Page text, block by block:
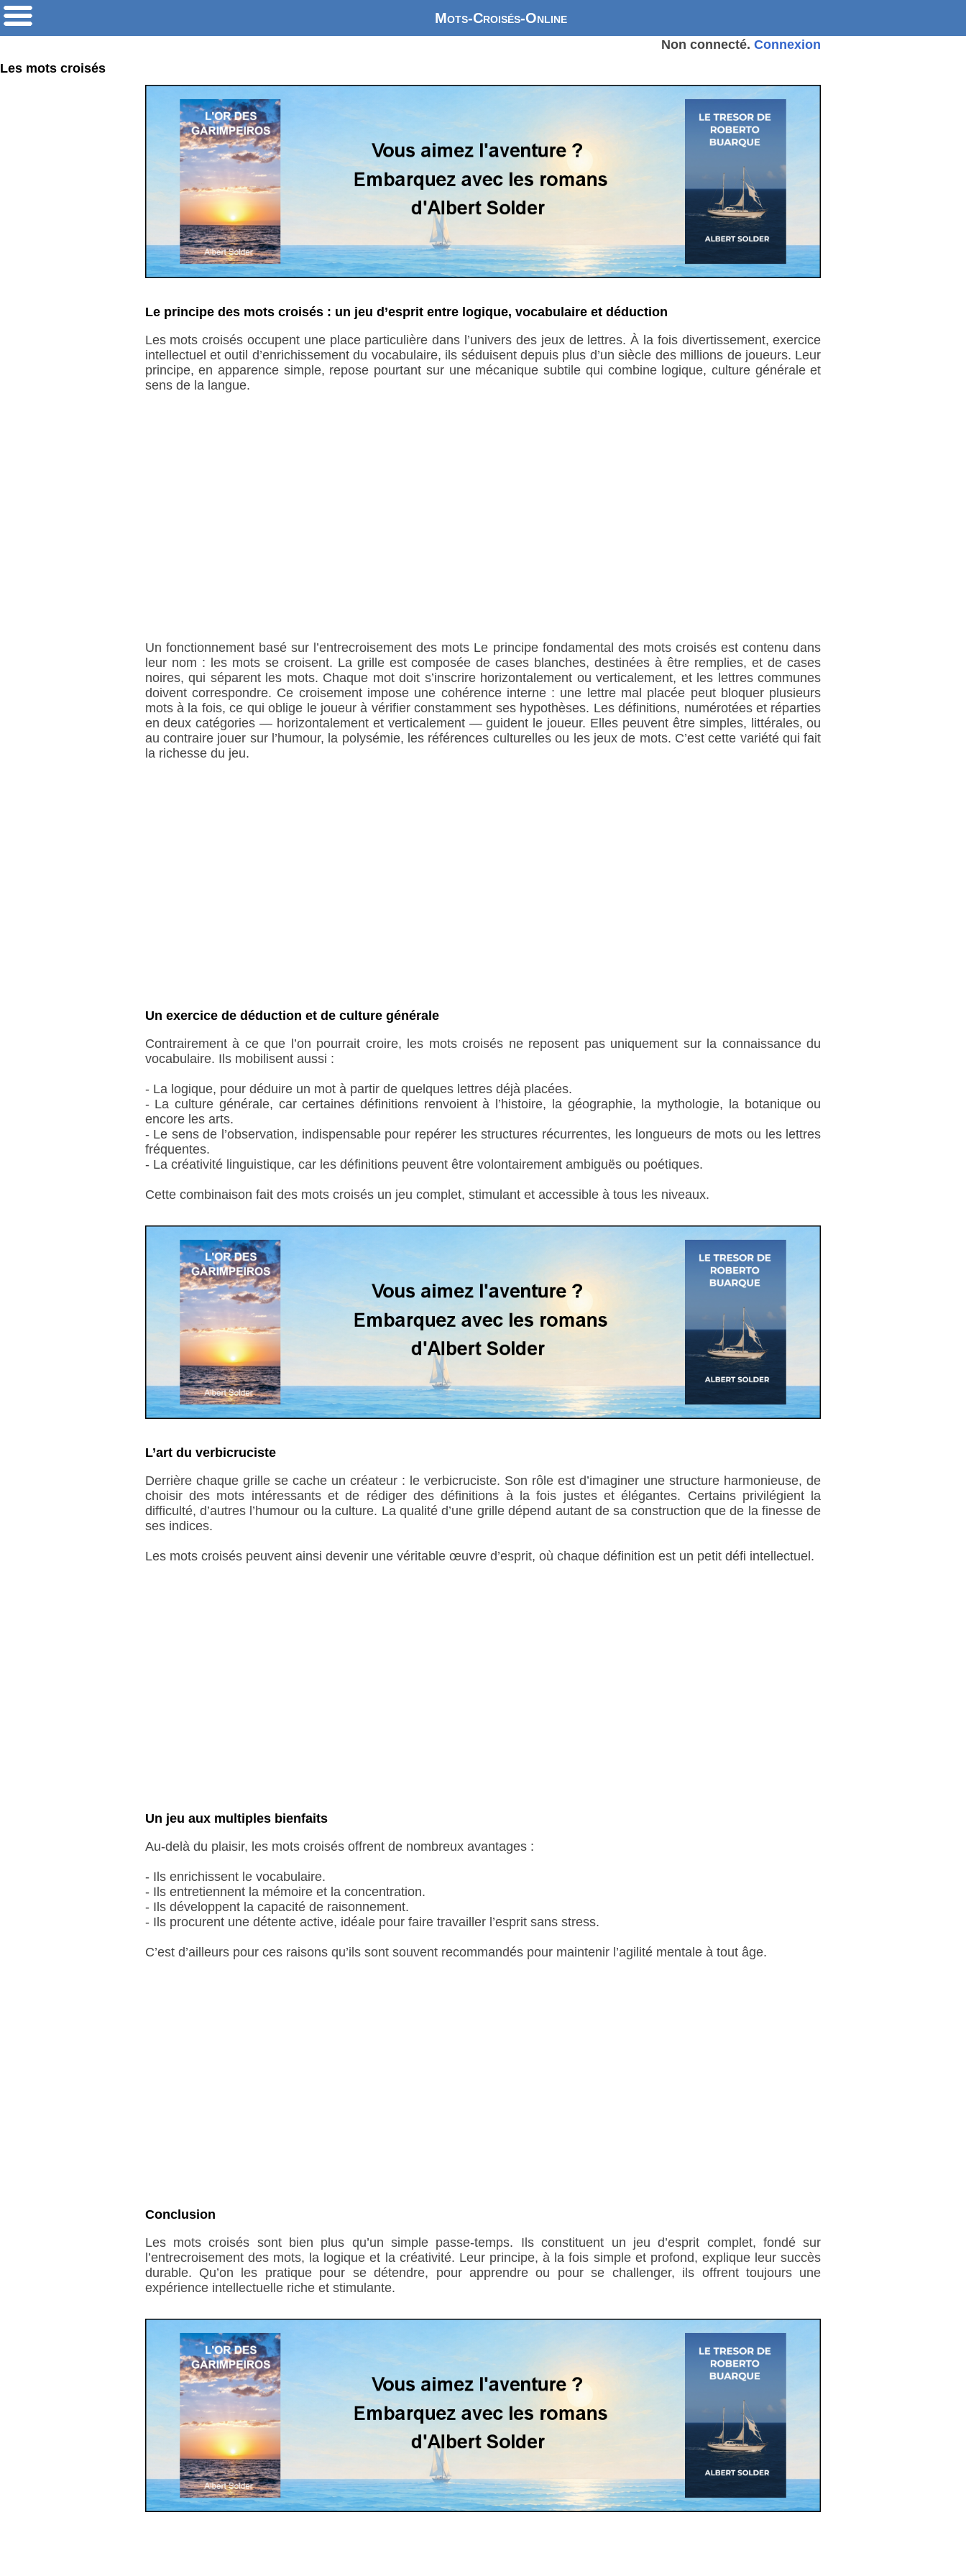
Mots-Croisés-Online
Non connecté.Connexion
Les mots croisés
Le principe des mots croisés : un jeu d’esprit entre logique, vocabulaire et déduction
Les mots croisés occupent une place particulière dans l’univers des jeux de lettres. À la fois divertissement, exercice
intellectuel et outil d’enrichissement du vocabulaire, ils séduisent depuis plus d’un siècle des millions de joueurs. Leur
principe, en apparence simple, repose pourtant sur une mécanique subtile qui combine logique, culture générale et
sens de la langue.
Un fonctionnement basé sur l’entrecroisement des mots Le principe fondamental des mots croisés est contenu dans
leur nom : les mots se croisent. La grille est composée de cases blanches, destinées à être remplies, et de cases
noires, qui séparent les mots. Chaque mot doit s’inscrire horizontalement ou verticalement, et les lettres communes
doivent correspondre. Ce croisement impose une cohérence interne : une lettre mal placée peut bloquer plusieurs
mots à la fois, ce qui oblige le joueur à vérifier constamment ses hypothèses. Les définitions, numérotées et réparties
en deux catégories — horizontalement et verticalement — guident le joueur. Elles peuvent être simples, littérales, ou
au contraire jouer sur l’humour, la polysémie, les références culturelles ou les jeux de mots. C’est cette variété qui fait
la richesse du jeu.
Un exercice de déduction et de culture générale
Contrairement à ce que l’on pourrait croire, les mots croisés ne reposent pas uniquement sur la connaissance du
vocabulaire. Ils mobilisent aussi :
- La logique, pour déduire un mot à partir de quelques lettres déjà placées.
- La culture générale, car certaines définitions renvoient à l’histoire, la géographie, la mythologie, la botanique ou
encore les arts.
- Le sens de l’observation, indispensable pour repérer les structures récurrentes, les longueurs de mots ou les lettres
fréquentes.
- La créativité linguistique, car les définitions peuvent être volontairement ambiguës ou poétiques.
Cette combinaison fait des mots croisés un jeu complet, stimulant et accessible à tous les niveaux.
L’art du verbicruciste
Derrière chaque grille se cache un créateur : le verbicruciste. Son rôle est d’imaginer une structure harmonieuse, de
choisir des mots intéressants et de rédiger des définitions à la fois justes et élégantes. Certains privilégient la
difficulté, d’autres l’humour ou la culture. La qualité d’une grille dépend autant de sa construction que de la finesse de
ses indices.
Les mots croisés peuvent ainsi devenir une véritable œuvre d’esprit, où chaque définition est un petit défi intellectuel.
Un jeu aux multiples bienfaits
Au-delà du plaisir, les mots croisés offrent de nombreux avantages :
- Ils enrichissent le vocabulaire.
- Ils entretiennent la mémoire et la concentration.
- Ils développent la capacité de raisonnement.
- Ils procurent une détente active, idéale pour faire travailler l’esprit sans stress.
C’est d’ailleurs pour ces raisons qu’ils sont souvent recommandés pour maintenir l’agilité mentale à tout âge.
Conclusion
Les mots croisés sont bien plus qu’un simple passe-temps. Ils constituent un jeu d’esprit complet, fondé sur
l’entrecroisement des mots, la logique et la créativité. Leur principe, à la fois simple et profond, explique leur succès
durable. Qu’on les pratique pour se détendre, pour apprendre ou pour se challenger, ils offrent toujours une
expérience intellectuelle riche et stimulante.